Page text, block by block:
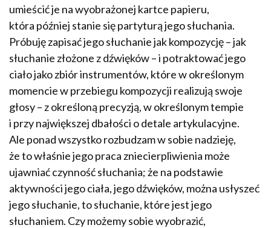
umieścić je na wyobrażonej kartce papieru,
która później stanie się partyturą jego słuchania.
Próbuję zapisać jego słuchanie jak kompozycję – jak
słuchanie złożone z dźwięków – i potraktować jego
ciało jako zbiór instrumentów, które w określonym
momencie w przebiegu kompozycji realizują swoje
głosy – z określoną precyzją, w określonym tempie
i przy największej dbałości o detale artykulacyjne.
Ale ponad wszystko rozbudzam w sobie nadzieję,
że to właśnie jego praca zniecierpliwienia może
ujawniać czynność słuchania; że na podstawie
aktywności jego ciała, jego dźwięków, można usłyszeć
jego słuchanie, to słuchanie, które jest jego
słuchaniem. Czy możemy sobie wyobrazić,